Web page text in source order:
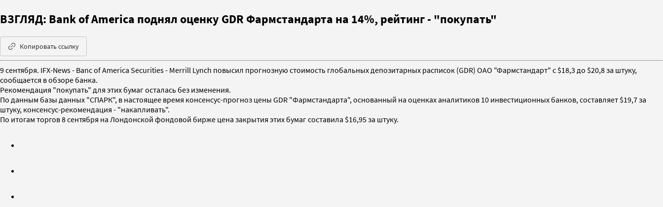
ВЗГЛЯД: Bank of America поднял оценку GDR Фармстандарта на 14%, рейтинг - "покупать"
Копировать ссылку
9 сентября. IFX-News - Banc of America Securities - Merrill Lynch повысил прогнозную стоимость глобальных депозитарных расписок (GDR) ОАО "Фармстандарт" с $18,3 до $20,8 за штуку,
сообщается в обзоре банка.
Рекомендация "покупать" для этих бумаг осталась без изменения.
По данным базы данных "СПАРК", в настоящее время консенсус-прогноз цены GDR "Фармстандарта", основанный на оценках аналитиков 10 инвестиционных банков, составляет $19,7 за
штуку, консенсус-рекомендация - "накапливать".
По итогам торгов 8 сентября на Лондонской фондовой бирже цена закрытия этих бумаг составила $16,95 за штуку.